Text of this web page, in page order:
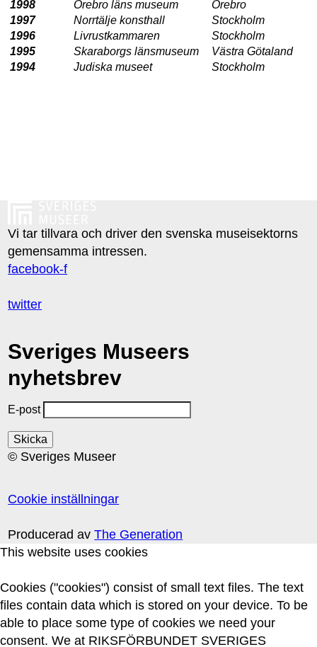
1998
Örebro läns museum
Örebro
1997
Norrtälje konsthall
Stockholm
1996
Livrustkammaren
Stockholm
1995
Skaraborgs länsmuseum
Västra Götaland
1994
Judiska museet Stockholm
Vi tar tillvara och driver den svenska museisektorns
gemensamma intressen.
facebook-f
twitter
Sveriges Museers
nyhetsbrev
E-post
© Sveriges Museer
Cookie inställningar
Producerad avThe Generation
This website uses cookies
Cookies ("cookies") consist of small text files. The text
files contain data which is stored on your device. To be
able to place some type of cookies we need your
consent. We at RIKSFÖRBUNDET SVERIGES